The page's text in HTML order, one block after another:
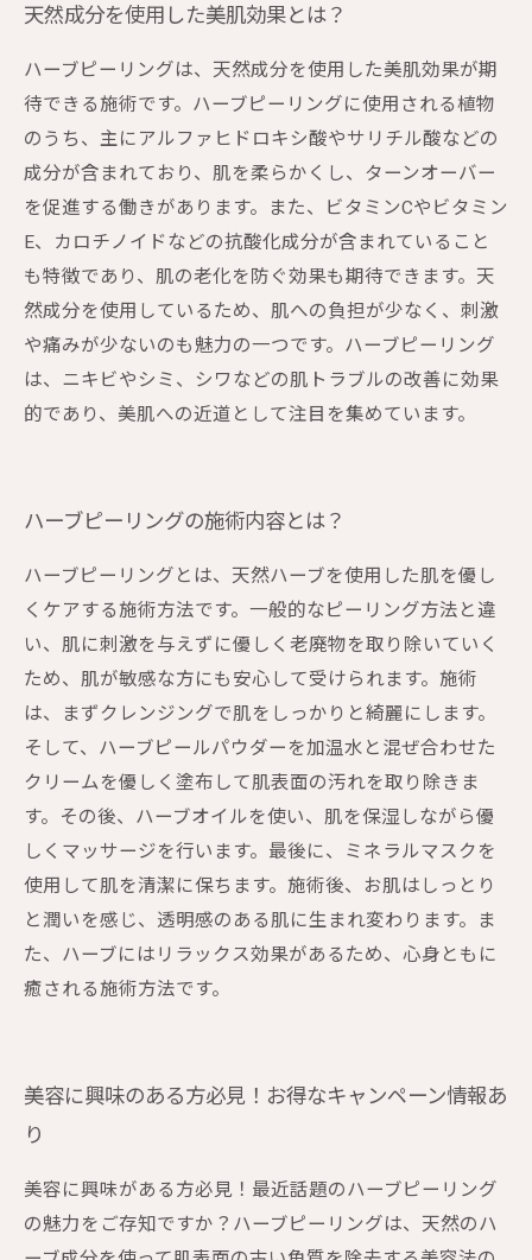
天然成分を使用した美肌効果とは？
ハーブピーリングは、天然成分を使用した美肌効果が期
待できる施術です。ハーブピーリングに使用される植物
のうち、主にアルファヒドロキシ酸やサリチル酸などの
成分が含まれており、肌を柔らかくし、ターンオーバー
を促進する働きがあります。また、ビタミンCやビタミン
E、カロチノイドなどの抗酸化成分が含まれていること
も特徴であり、肌の老化を防ぐ効果も期待できます。天
然成分を使用しているため、肌への負担が少なく、刺激
や痛みが少ないのも魅力の一つです。ハーブピーリング
は、ニキビやシミ、シワなどの肌トラブルの改善に効果
的であり、美肌への近道として注目を集めています。
ハーブピーリングの施術内容とは？
ハーブピーリングとは、天然ハーブを使用した肌を優し
くケアする施術方法です。一般的なピーリング方法と違
い、肌に刺激を与えずに優しく老廃物を取り除いていく
ため、肌が敏感な方にも安心して受けられます。施術
は、まずクレンジングで肌をしっかりと綺麗にします。
そして、ハーブピールパウダーを加温水と混ぜ合わせた
クリームを優しく塗布して肌表面の汚れを取り除きま
す。その後、ハーブオイルを使い、肌を保湿しながら優
しくマッサージを行います。最後に、ミネラルマスクを
使用して肌を清潔に保ちます。施術後、お肌はしっとり
と潤いを感じ、透明感のある肌に生まれ変わります。ま
た、ハーブにはリラックス効果があるため、心身ともに
癒される施術方法です。
美容に興味のある方必見！お得なキャンペーン情報あ
り
美容に興味がある方必見！最近話題のハーブピーリング
の魅力をご存知ですか？ハーブピーリングは、天然のハ